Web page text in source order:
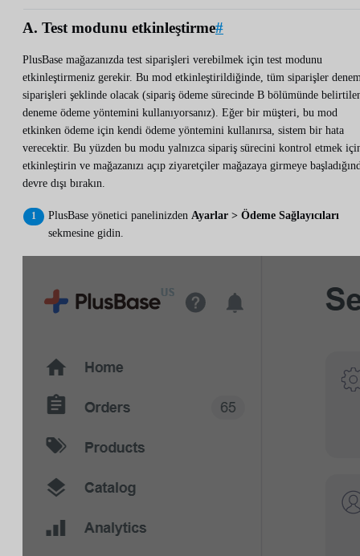
A. Test modunu etkinleştirme#
PlusBase mağazanızda test siparişleri verebilmek için test modunu
etkinleştirmeniz gerekir. Bu mod etkinleştirildiğinde, tüm siparişler
siparişleri şeklinde olacak (sipariş ödeme sürecinde B bölümünde
deneme ödeme yöntemini kullanıyorsanız). Eğer bir müşteri, bu mod
etkinken ödeme için kendi ödeme yöntemini kullanırsa, sistem bir hata
verecektir. Bu yüzden bu modu yalnızca sipariş sürecini kontrol etmek
etkinleştirin ve mağazanızı açıp ziyaretçiler mağazaya girmeye
devre dışı bırakın.
PlusBase yönetici panelinizden Ayarlar > Ödeme Sağlayıcıları
sekmesine gidin.